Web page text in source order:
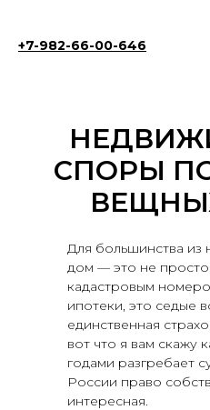
+7-982-66-00-646
СПОРЫ
Для большинства из
дом — это не просто
кадастровым
ипотеки, это седые
единственная
вот что я вам скажу
годами разгребает
России право
интересная.